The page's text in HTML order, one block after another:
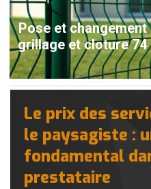
Pose et changement
grillage et cloture 74
Le prix des
le paysagiste :
fondamental
prestataire